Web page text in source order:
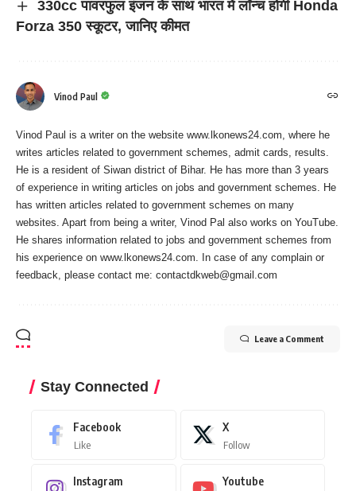
330cc पावरफुल इंजन के साथ भारत में लॉन्च होगी Honda
Forza 350 स्कूटर, जानिए कीमत
Vinod Paul
Vinod Paul is a writer on the website www.lkonews24.com, where he
writes articles related to government schemes, admit cards, results.
He is a resident of Siwan district of Bihar. He has more than 3 years
of experience in writing articles on jobs and government schemes. He
has written articles related to government schemes on many
websites. Apart from being a writer, Vinod Pal also works on YouTube.
He shares information related to jobs and government schemes from
his experience on www.lkonews24.com. In case of any complain or
feedback, please contact me: contactdkweb@gmail.com
Leave a Comment
Stay Connected
Facebook
Like
X
Follow
Instagram Youtube